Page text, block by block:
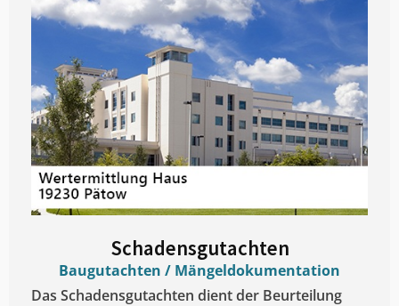
Schadensgutachten
Baugutachten / Mängeldokumentation
Das Schadensgutachten dient der Beurteilung